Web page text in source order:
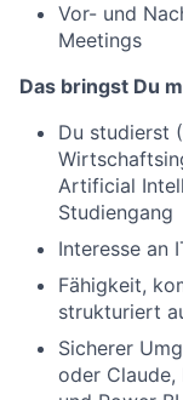
Vor- und
Meetings
Das bringst Du
Du studierst
Artificial
Studiengang
Interesse an
Fähigkeit,
strukturiert
Sicherer
oder Claude,